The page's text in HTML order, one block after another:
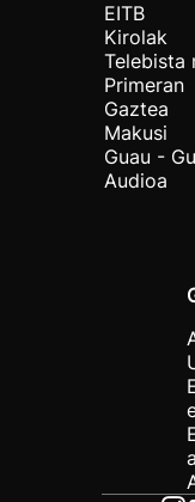
EITB
Kirolak
Telebista
Primeran
Gaztea
Makusi
Guau -
Audioa